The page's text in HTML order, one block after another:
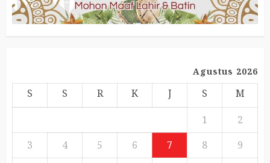
Agustus 2026
S S R K J S
M
1
2
3
4 5 6 7 8
9